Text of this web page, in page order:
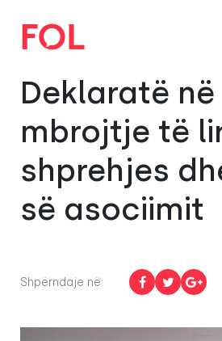
Deklaratë në
mbrojtje të
shprehjes
së asociimit
Shpërndaje në: